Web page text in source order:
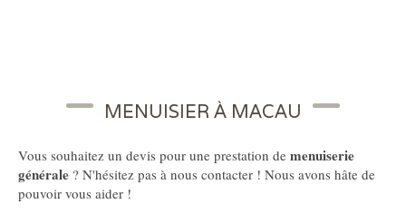
MENUISIER À MACAU
Vous souhaitez un devis pour une prestation de menuiserie
générale ? N'hésitez pas à nous contacter ! Nous avons hâte de
pouvoir vous aider !